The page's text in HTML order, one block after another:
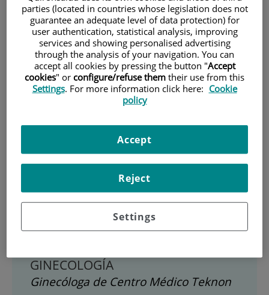
Dra. Leila Catherine
Onbargi
GINECOLOGÍA
Ginecóloga de Centro Médico Teknon
parties (located in countries whose legislation does not
guarantee an adequate level of data protection) for
user authentication, statistical analysis, improving
services and showing personalised advertising
through the analysis of your navigation. You can
accept all cookies by pressing the button "Accept
cookies" or configure/refuse them their use from this
Settings. For more information click here: Cookie
policy
Settings
Reject
Accept